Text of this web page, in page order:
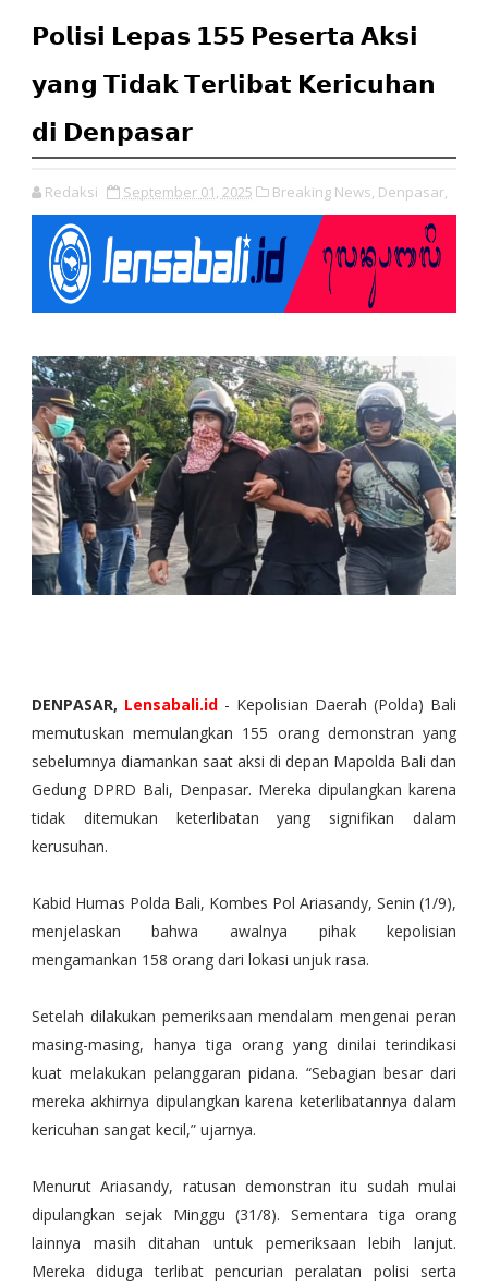
𝗣𝗼𝗹𝗶𝘀𝗶 𝗟𝗲𝗽𝗮𝘀 𝟭𝟱𝟱 𝗣𝗲𝘀𝗲𝗿𝘁𝗮 𝗔𝗸𝘀𝗶
𝘆𝗮𝗻𝗴 𝗧𝗶𝗱𝗮𝗸 𝗧𝗲𝗿𝗹𝗶𝗯𝗮𝘁 𝗞𝗲𝗿𝗶𝗰𝘂𝗵𝗮𝗻
𝗱𝗶 𝗗𝗲𝗻𝗽𝗮𝘀𝗮𝗿
Redaksi September 01, 2025 Breaking News, Denpasar,
DENPASAR, Lensabali.id- Kepolisian Daerah (Polda) Bali
memutuskan memulangkan 155 orang demonstran yang
sebelumnya diamankan saat aksi di depan Mapolda Bali dan
Gedung DPRD Bali, Denpasar. Mereka dipulangkan karena
tidak ditemukan keterlibatan yang signifikan dalam
kerusuhan.
Kabid Humas Polda Bali, Kombes Pol Ariasandy, Senin (1/9),
menjelaskan bahwa awalnya pihak kepolisian
mengamankan 158 orang dari lokasi unjuk rasa.
Setelah dilakukan pemeriksaan mendalam mengenai peran
masing-masing, hanya tiga orang yang dinilai terindikasi
kuat melakukan pelanggaran pidana. “Sebagian besar dari
mereka akhirnya dipulangkan karena keterlibatannya dalam
kericuhan sangat kecil,” ujarnya.
Menurut Ariasandy, ratusan demonstran itu sudah mulai
dipulangkan sejak Minggu (31/8). Sementara tiga orang
lainnya masih ditahan untuk pemeriksaan lebih lanjut.
Mereka diduga terlibat pencurian peralatan polisi serta